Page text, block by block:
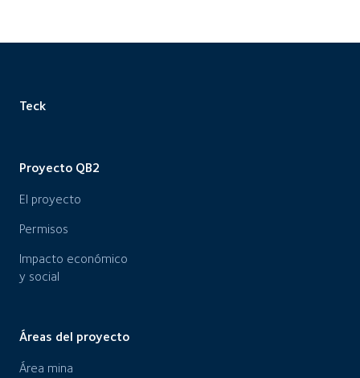
Teck
Proyecto QB2
El proyecto
Permisos
Impacto económico
y social
Áreas del proyecto
Área mina